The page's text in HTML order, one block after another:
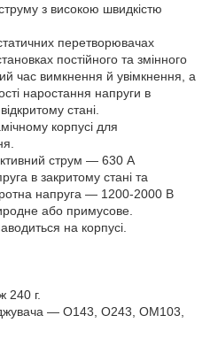
з високою швидкістю
перетворювачах
постійного та змінного
час вимкнення й увімкнення, а
наростання напруги в
стані.
корпусі для
струм — 630 А
в закритому стані та
напруга — 1200-2000 В
або примусове.
на корпусі.
240 г.
— О143, О243, ОМ103,